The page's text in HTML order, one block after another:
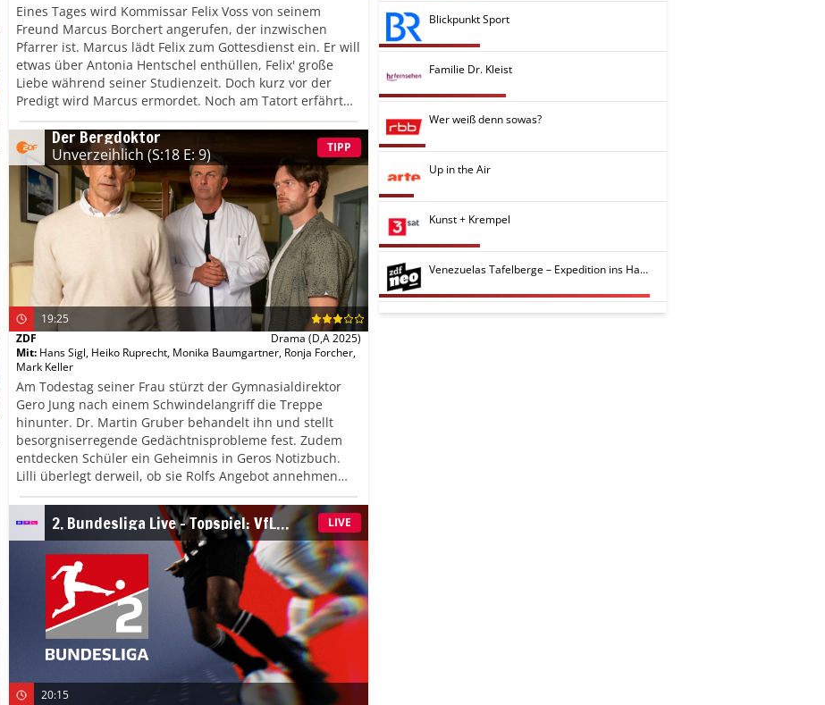
Eines Tages wird Kommissar Felix Voss von seinem
Freund Marcus Borchert angerufen, der inzwischen
Pfarrer ist. Marcus lädt Felix zum Gottesdienst ein. Er will
etwas über Antonia Hentschel enthüllen, Felix' große
Liebe während seiner Studienzeit. Doch kurz vor der
Predigt wird Marcus ermordet. Noch am Tatort erfährt
Felix, dass sich Toni vor zwei Jahren das Leben
genommen hat. Felix ist der Meinung, dass es eine
Verbindung zwischen dem Tod von Toni und von Marcus
gibt.
Der Bergdoktor
Unverzeihlich (S:18 E: 9) TIPP
19:25
ZDF
Drama (D,A 2025)
Mit: Hans Sigl, Heiko Ruprecht, Monika Baumgartner, Ronja Forcher,
Mark Keller
Am Todestag seiner Frau stürzt der Gymnasialdirektor
Gero Jung nach einem Schwindelangriff die Treppe
hinunter. Dr. Martin Gruber behandelt ihn und stellt
besorgniserregende Gedächtnisprobleme fest. Zudem
entdecken Schüler ein Geheimnis in Geros Notizbuch.
Lilli überlegt derweil, ob sie Rolfs Angebot annehmen
und den Landhandel übernehmen soll, anstatt ihr langes
Medizinstudium abzuwarten.
2. Bundesliga Live – Topspiel: VfL
Wolfsburg – 1. FC Kaiserslautern
LIVE
20:15
Blickpunkt Sport
Familie Dr. Kleist
Wer weiß denn sowas?
Up in the Air
Kunst + Krempel
Venezuelas Tafelberge – Expedition ins Haus der Götter